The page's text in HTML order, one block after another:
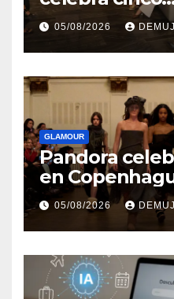
mujeres a
05/08/2026
GLAMOUR
Pandora
en
Copenhagen
través de
05/08/2026